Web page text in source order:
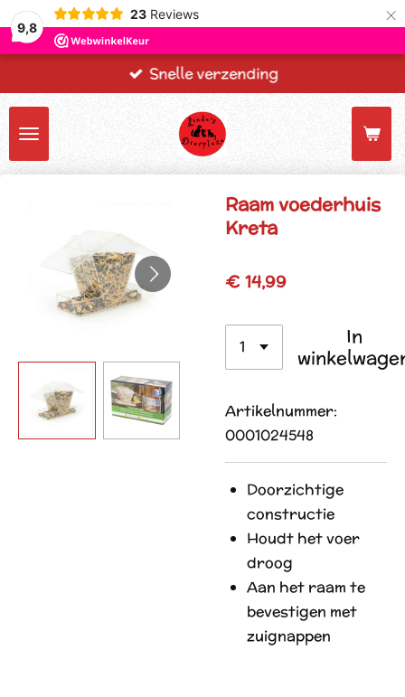
9,8
23 Reviews ×
Snelle verzending
Raam voederhuis
Kreta
€ 14,99
In
Artikelnummer:
0001024548
Doorzichtige
constructie
Houdt het voer
droog
Aan het raam te
bevestigen met
zuignappen